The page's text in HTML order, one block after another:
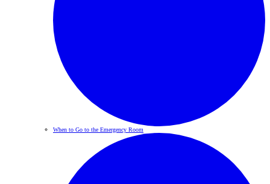
When to Go to the Emergency Room